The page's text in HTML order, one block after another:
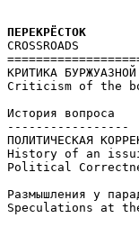
CROSSROADS
КРИТИКА
Criticism of the
История вопроса
-----------------
ПОЛИТИЧЕСКАЯ
History of an
Political
Размышления у
Speculations at